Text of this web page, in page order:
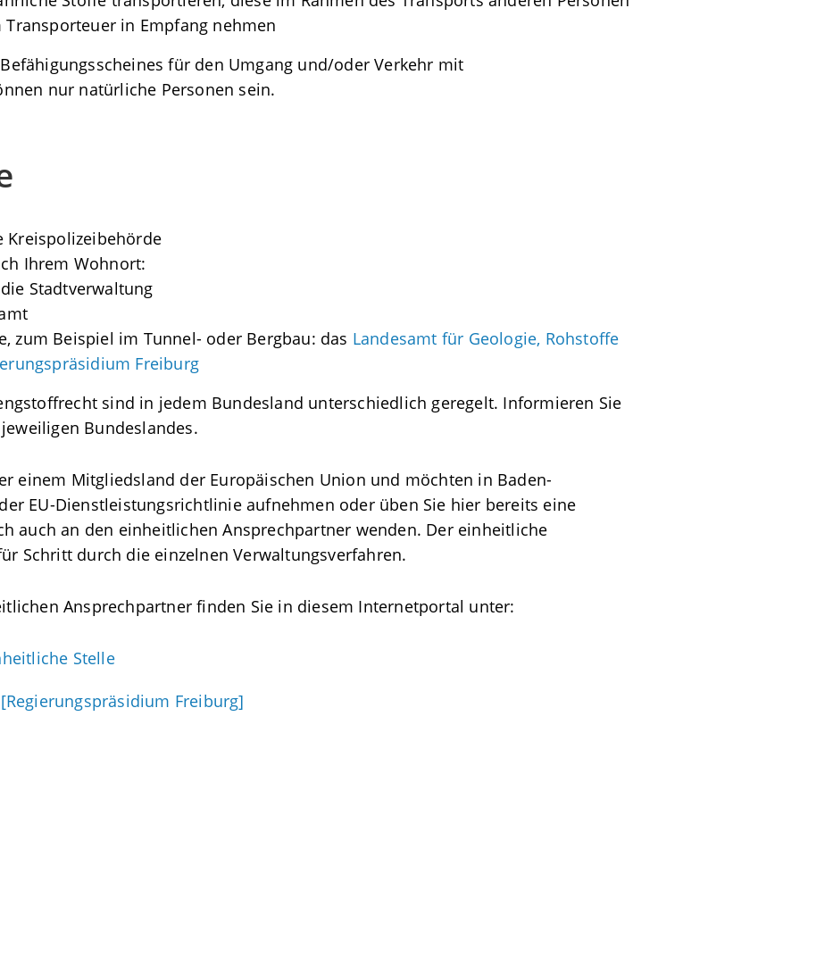
in Empfang nehmen
für den Umgang und/oder Verkehr mit
nur natürliche Personen sein.
Kreispolizeibehörde
Ihrem Wohnort:
Stadtverwaltung
zum Beispiel im Tunnel- oder Bergbau: das Landesamt für Geologie, Rohstoffe
Freiburg
sind in jedem Bundesland unterschiedlich geregelt. Informieren Sie
Bundeslandes.
einem Mitgliedsland der Europäischen Union und möchten in Baden-
EU-Dienstleistungsrichtlinie aufnehmen oder üben Sie hier bereits eine
auch an den einheitlichen Ansprechpartner wenden. Der einheitliche
Schritt durch die einzelnen Verwaltungsverfahren.
Ansprechpartner finden Sie in diesem Internetportal unter:
Stelle
Freiburg]